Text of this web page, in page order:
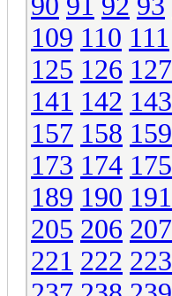
109 110 111
125 126 127
141 142 143
157 158 159
173 174 175
189 190 191
205 206 207
221 222 223